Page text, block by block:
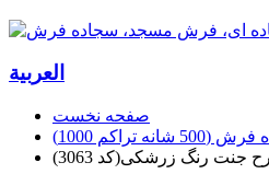
العربیة
صفحه نخست
شانه تراکم 1000)
رنگ زرشکی(کد 3063)